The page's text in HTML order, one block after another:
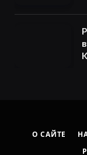
О САЙТЕ